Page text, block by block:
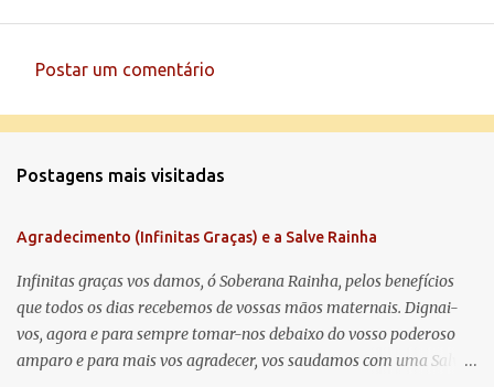
e
t
á
r
i
o
Postar um comentário
Postagens mais visitadas
Agradecimento (Infinitas Graças) e a Salve Rainha
Infinitas graças vos damos, ó Soberana Rainha, pelos benefícios
que todos os dias recebemos de vossas mãos maternais. Dignai-
vos, agora e para sempre tomar-nos debaixo do vosso poderoso
amparo e para mais vos agradecer, vos saudamos com uma Salve